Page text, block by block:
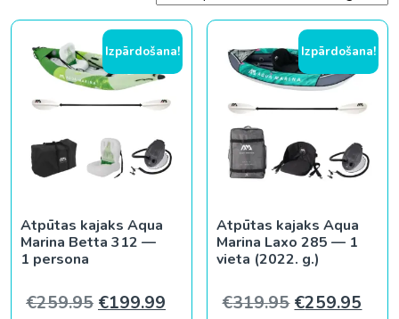
Izpārdošana!
Atpūtas kajaks Aqua
Marina Betta 312 —
1 persona
€259.95 Original price was: €259.95.
€199.99 Current price is: €199.99.
Izpārdošana!
Atpūtas kajaks Aqua
Marina Laxo 285 — 1
vieta (2022. g.)
€319.95 Original
€259.95